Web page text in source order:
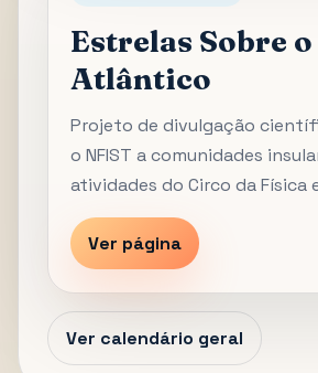
Estrelas Sobre o
Atlântico
Projeto de divulgação
o NFIST a comunidades
atividades do Circo da Física
Ver página
Ver calendário geral